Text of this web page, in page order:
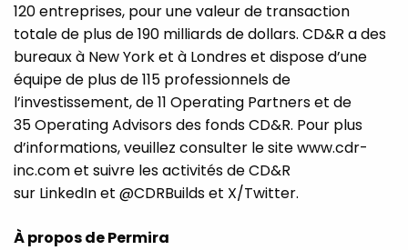
120 entreprises, pour une valeur de transaction
totale de plus de 190 milliards de dollars. CD&R a des
bureaux à New York et à Londres et dispose d’une
équipe de plus de 115 professionnels de
l’investissement, de 11 Operating Partners et de
35 Operating Advisors des fonds CD&R. Pour plus
d’informations, veuillez consulter le site www.cdr-
inc.com et suivre les activités de CD&R
sur LinkedIn et @CDRBuilds et X/Twitter.
À propos de Permira